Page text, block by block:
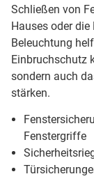
Schließen von
Hauses oder
Beleuchtung
Einbruchschutz
sondern auch
stärken.
Fenstergriffe